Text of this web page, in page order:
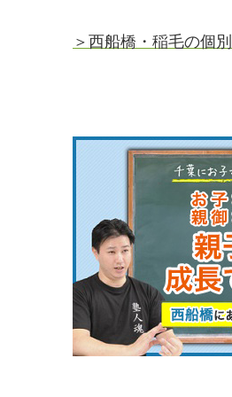
＞西船橋・稲毛の個